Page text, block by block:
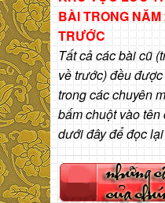
BÀITRONG
TRƯỚC
Tất cả các bài cũ
về trước) đều
trong các chuyên
bấm chuột vào
dưới đây để đọc